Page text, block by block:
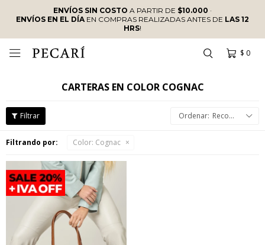
ENVÍOS SIN COSTO A PARTIR DE $10.000 ·
ENVÍOS EN EL DÍAEN COMPRAS REALIZADAS ANTES DE LAS 12
HRS!
$ 0

CARTERAS EN COLOR COGNAC
Recomendados
Filtrando por: Color: Cognac